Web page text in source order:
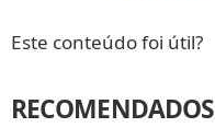
Este conteúdo foi útil?
RECOMENDADOS